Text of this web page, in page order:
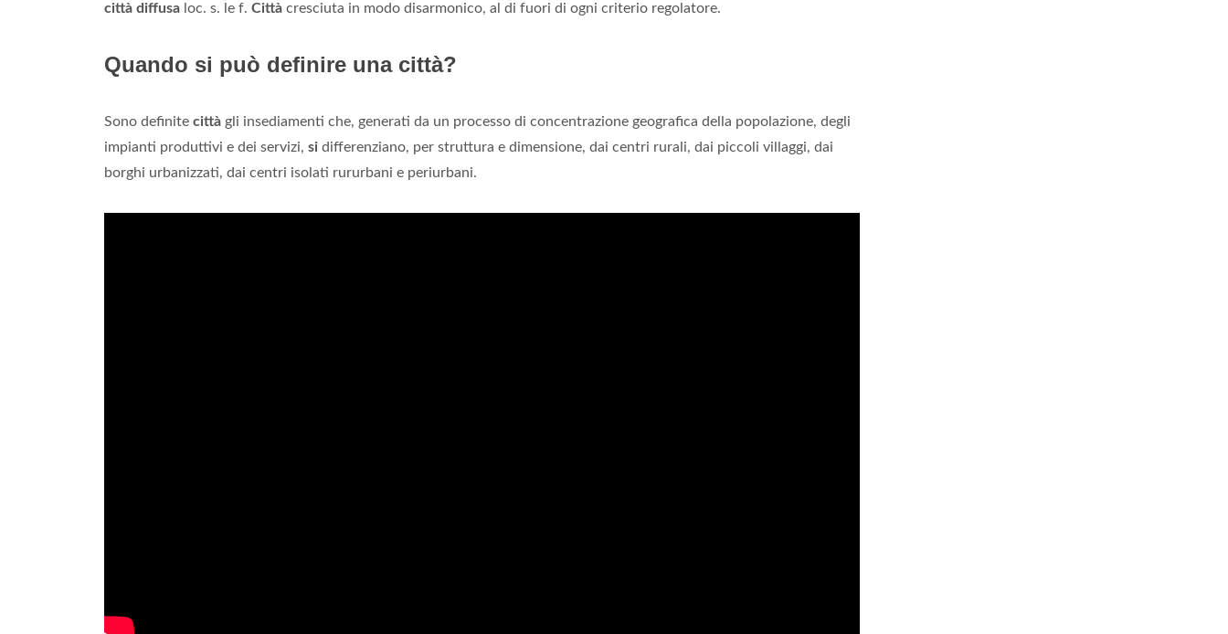
città diffusa loc. s. le f. Città cresciuta in modo disarmonico, al di fuori di ogni criterio regolatore.
Quando si può definire una città?
Sono definite città gli insediamenti che, generati da un processo di concentrazione geografica della popolazione, degli
impianti produttivi e dei servizi, si differenziano, per struttura e dimensione, dai centri rurali, dai piccoli villaggi, dai
borghi urbanizzati, dai centri isolati rururbani e periurbani.